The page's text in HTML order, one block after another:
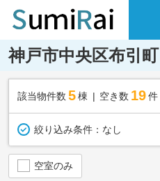
神戸市中央区布引
該当物件数 5棟 空き数 19 件
絞り込み条件： なし
空室のみ